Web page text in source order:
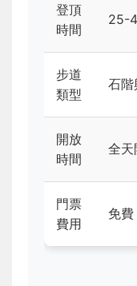
登頂
時間
25-
步道
類型
石階
開放
時間
全天
門票
費用
免費